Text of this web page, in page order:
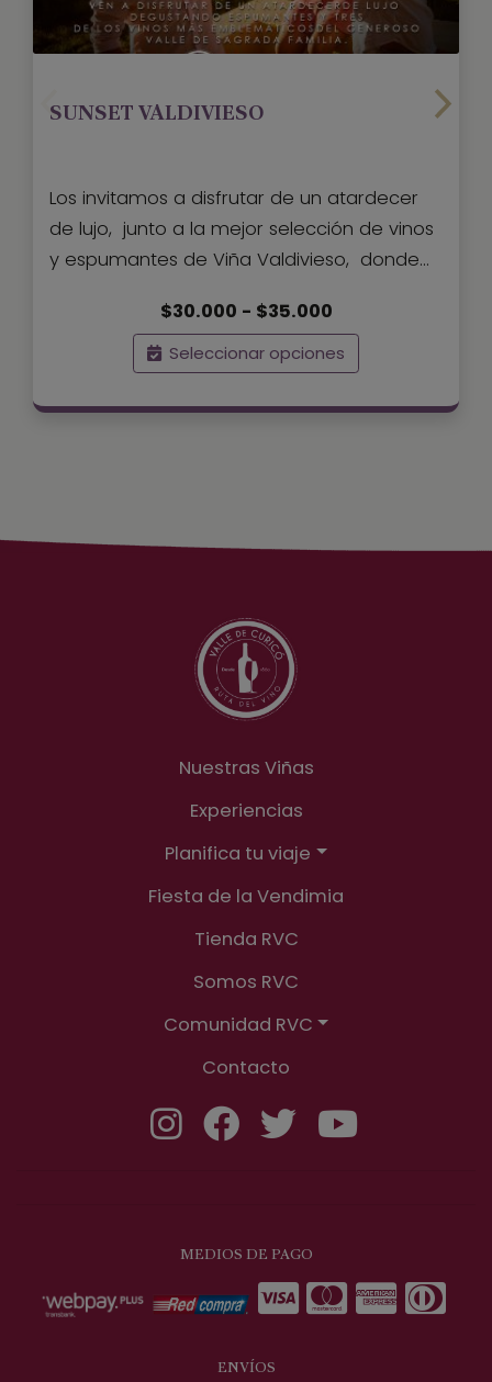
SUNSET VALDIVIESO
Los invitamos a disfrutar de un atardecer
de lujo, junto a la mejor selección de vinos
y espumantes de Viña Valdivieso, donde
Loco, DO Sagrada Familia, a través de un
Tour interpretación del viñedo, para
mirador La Primavera, con una copa de
Valdivieso online.
$30.000 - $35.000Rango
de
precios:
$30.000
Seleccionar opciones
Nuestras Viñas
Experiencias
Planifica tu viaje
Fiesta de la Vendimia
Tienda RVC
Somos RVC
Comunidad RVC
Contacto
MEDIOS DE PAGO
ENVÍOS